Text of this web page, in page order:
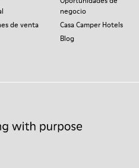
de venta
negocio
Casa Camper Hotels
Blog